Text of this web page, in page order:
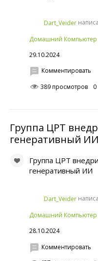
Dart_Veider
Домашний Компьютер
29.10.2024
Комментировать
389 просмотров
0
Группа ЦРТ
генеративный ИИ
Группа ЦРТ
генеративный ИИ
Dart_Veider
Домашний Компьютер
28.10.2024
Комментировать